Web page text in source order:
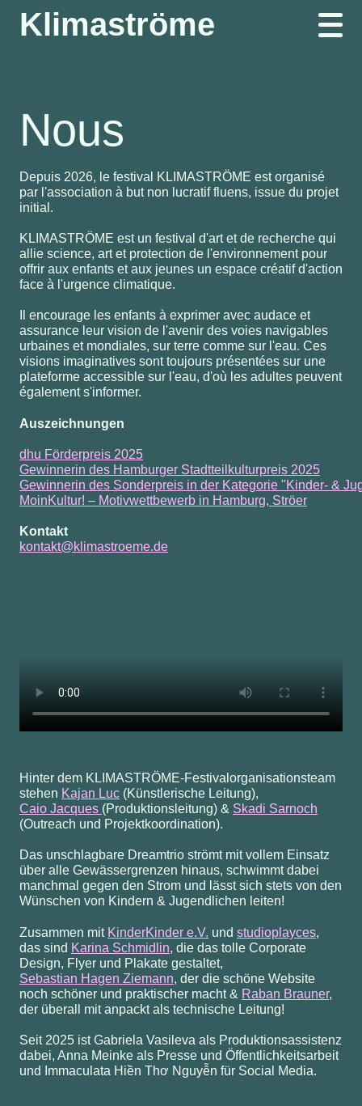
Klimaströme
Nous
Depuis 2026, le festival KLIMASTRÖME est organisé
par l'association à but non lucratif fluens, issue du projet
initial.
KLIMASTRÖME est un festival d'art et de recherche qui
allie science, art et protection de l'environnement pour
offrir aux enfants et aux jeunes un espace créatif d'action
face à l'urgence climatique.
Il encourage les enfants à exprimer avec audace et
assurance leur vision de l'avenir des voies navigables
urbaines et mondiales, sur terre comme sur l'eau. Ces
visions imaginatives sont toujours présentées sur une
plateforme accessible sur l'eau, d'où les adultes peuvent
également s'informer.
Auszeichnungen
dhu Förderpreis 2025
Gewinnerin des Hamburger Stadtteilkulturpreis 2025
Gewinnerin des Sonderpreis in der Kategorie "Kinder- &
MoinKultur! – Motivwettbewerb in Hamburg, Ströer
Kontakt
kontakt@klimastroeme.de
Hinter dem KLIMASTRÖME-Festivalorganisationsteam
stehen Kajan Luc (Künstlerische Leitung),
Caio Jacques (Produktionsleitung) & Skadi Sarnoch
(Outreach und Projektkoordination).
Das unschlagbare Dreamtrio strömt mit vollem Einsatz
über alle Gewässergrenzen hinaus, schwimmt dabei
manchmal gegen den Strom und lässt sich stets von den
Wünschen von Kindern & Jugendlichen leiten!
Zusammen mit KinderKinder e.V. und studioplayces,
das sind Karina Schmidlin, die das tolle Corporate
Design, Flyer und Plakate gestaltet,
Sebastian Hagen Ziemann, der die schöne Website
noch schöner und praktischer macht & Raban Brauner,
der überall mit anpackt als technische Leitung!
Seit 2025 ist Gabriela Vasileva als Produktionsassistenz
dabei, Anna Meinke als Presse und Öffentlichkeitsarbeit
und Immaculata Hiền Thơ Nguyễn für Social Media.